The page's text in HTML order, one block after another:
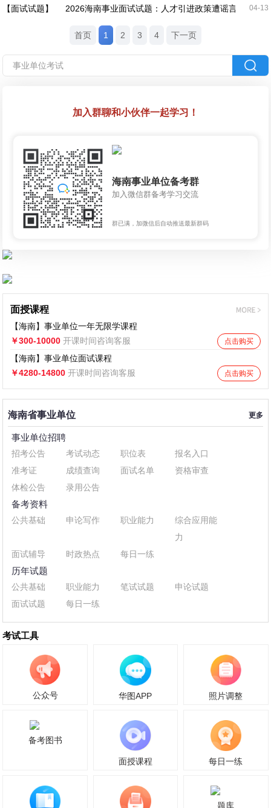
【面试试题】 2026海南事业面试试题：人才引进政策遭谣言质疑，
04-13
首页 1 2 3 4 下一页
加入群聊和小伙伴一起学习！
海南事业单位备考群
加入微信群备考学习交流
群已满，加微信后自动推送最新群码
面授课程
【海南】事业单位一年无限学课程
￥300-10000 开课时间咨询客服 点击购买
【海南】事业单位面试课程
￥4280-14800 开课时间咨询客服 点击购买
海南省事业单位 更多
事业单位招聘
招考公告 考试动态 职位表
报名入口
准考证
成绩查询 面试名单
资格审查
体检公告
录用公告
备考资料
公共基础 申论写作 职业能力
综合应用能
力
面试辅导
时政热点 每日一练
历年试题
公共基础 职业能力 笔试试题
申论试题
面试试题
每日一练
考试工具
公众号 华图APP 照片调整
备考图书
面授课程 每日一练
题库